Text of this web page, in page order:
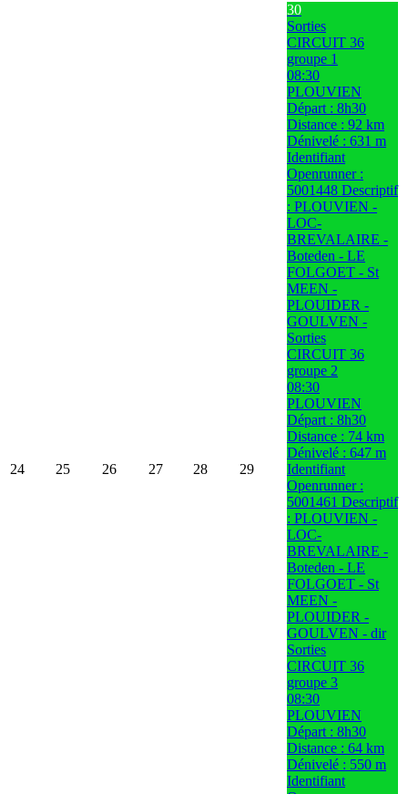
24 25 26 27 28 29
30
Sorties
CIRCUIT 36
groupe 1
08:30
PLOUVIEN
Départ : 8h30
Distance : 92 km
Dénivelé : 631 m
Identifiant
Openrunner :
5001448 Descriptif
: PLOUVIEN -
LOC-
BREVALAIRE -
Boteden - LE
FOLGOET - St
MEEN -
PLOUIDER -
GOULVEN -
Sorties
CIRCUIT 36
groupe 2
08:30
PLOUVIEN
Départ : 8h30
Distance : 74 km
Dénivelé : 647 m
Identifiant
Openrunner :
5001461 Descriptif
: PLOUVIEN -
LOC-
BREVALAIRE -
Boteden - LE
FOLGOET - St
MEEN -
PLOUIDER -
GOULVEN - dir
Sorties
CIRCUIT 36
groupe 3
08:30
PLOUVIEN
Départ : 8h30
Distance : 64 km
Dénivelé : 550 m
Identifiant